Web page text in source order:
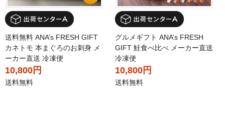
送料無料 ANA’s FRESH GIFT
カネトモ 本まぐろのお刺身 メ
ーカー直送 冷凍便
10,800円
送料無料
グルメギフト ANA’s FRESH
GIFT 鮭食べ比べ メーカー直送
冷凍便
10,800円
送料無料